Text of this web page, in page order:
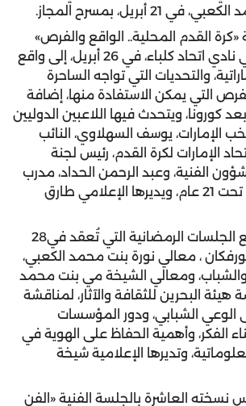
21 أبريل، بمسرح المجاز.
القدم المحلية.. الواقع والفرص»
التي تنعقد في نادي اتحاد كلباء، في 26 أبريل، إلى واقع
والتحديات التي تواجه الساحرة
التي يمكن الاستفادة منها، إضافة
كورونا، ويتحدث فيها اللاعبين الدوليين
الإمارات، يوسف السهلاوي، النائب
الإمارات لكرة القدم، رئيس لجنة
الفنية، وعبد الرحمن الحداد، مدرب
فريق الشارقة تحت 21 عام، ويديرها الإعلامي طارق
وتستضيف رابع الجلسات الرمضانية التي تُعقد في28
، معالي نورة بنت محمد الكعبي،
والشباب، ومعالي الشيخة مي بنت محمد
هيئة البحرين للثقافة والآثار، لمناقشة
الوعي الشبابي، ودور المؤسسات
الفكر، وأهمية الحفاظ على الهوية في
وتديرها الإعلامية شيخة
نسخته العاشرة بالجلسة الفنية «الفن